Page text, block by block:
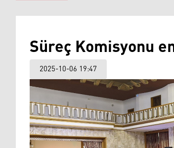
Süreç Komisyonu
2025-10-06 19:47